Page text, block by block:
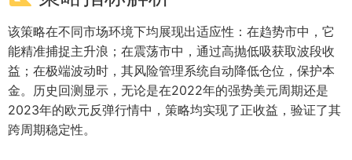
该策略在不同市场环境下均展现出适应性：在趋势市中，它
能精准捕捉主升浪；在震荡市中，通过高抛低吸获取波段收
益；在极端波动时，其风险管理系统自动降低仓位，保护本
金。历史回测显示，无论是在2022年的强势美元周期还是
2023年的欧元反弹行情中，策略均实现了正收益，验证了其
跨周期稳定性。